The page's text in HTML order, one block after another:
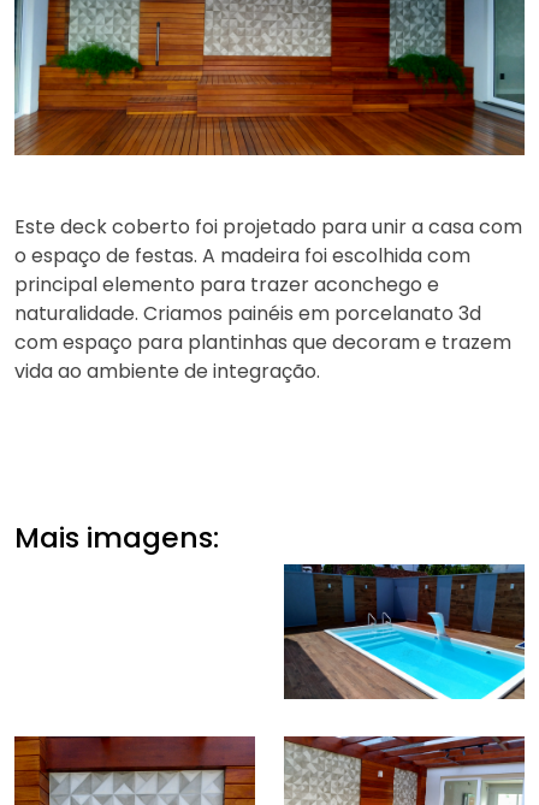
Este deck coberto foi projetado para unir a casa com
o espaço de festas. A madeira foi escolhida com
principal elemento para trazer aconchego e
naturalidade. Criamos painéis em porcelanato 3d
com espaço para plantinhas que decoram e trazem
vida ao ambiente de integração.
Mais imagens: